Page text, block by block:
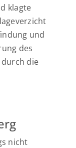
klagte
und
des
die
nicht